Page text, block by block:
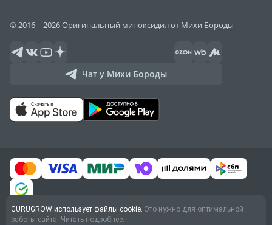
© 2016 – 2026 Оригинальный миноксидил от Михи Бороды
Чат у Михи Бороды
Договор оферты
GURUGROW использует файлы cookie. Это нужно для оптимальной
работы сайта. Читать подробнее.